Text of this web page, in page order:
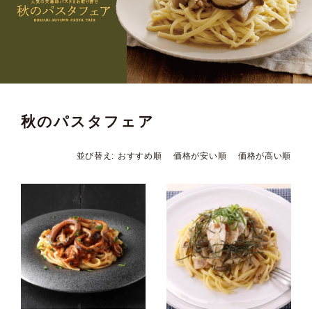
秋のパスタフェア
並び替え おすすめ順 価格が安い順 価格が高い順